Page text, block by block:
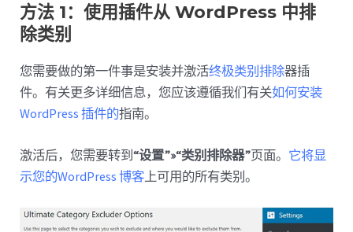
方法 1：使用插件从 WordPress 中排
除类别
您需要做的第一件事是安装并激活终极类别排除器插
件。有关更多详细信息，您应该遵循我们有关如何安装
WordPress 插件的指南。
激活后，您需要转到“设置”»“类别排除器”页面。 它将显
示您的WordPress 博客 上可用的所有类别。